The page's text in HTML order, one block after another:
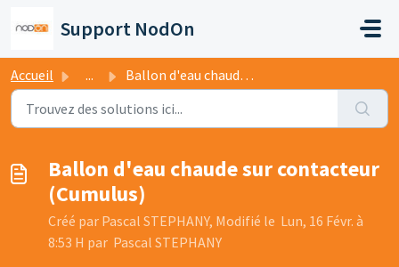
Support NodOn
Accueil ... Ballon d'eau chaude sur contacteur (Cumulus)
Ballon d'eau chaude sur contacteur
(Cumulus)
Créé par Pascal STEPHANY, Modifié le Lun, 16 Févr. à
8:53 H par Pascal STEPHANY